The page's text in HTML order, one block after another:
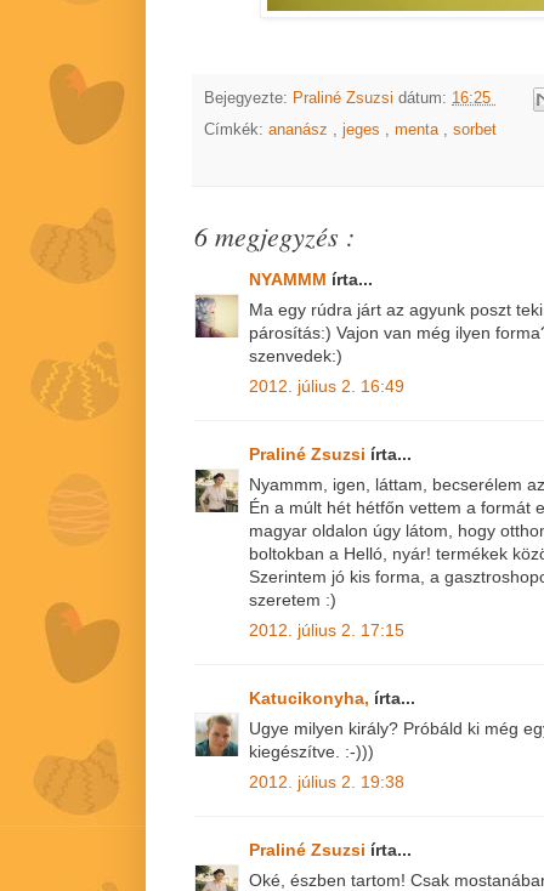
Bejegyezte: Praliné Zsuzsi dátum: 16:25
Címkék: ananász , jeges , menta , sorbet
6 megjegyzés :
NYAMMM írta...
Ma egy rúdra járt az agyunk poszt
párosítás:) Vajon van még ilyen
szenvedek:)
2012. július 2. 16:49
Praliné Zsuzsi írta...
Nyammm, igen, láttam, becserélem
Én a múlt hét hétfőn vettem a formát
magyar oldalon úgy látom, hogy
boltokban a Helló, nyár! termékek
Szerintem jó kis forma, a
szeretem :)
2012. július 2. 17:15
Katucikonyha, írta...
Ugye milyen király? Próbáld ki még
kiegészítve. :-)))
2012. július 2. 19:38
Praliné Zsuzsi írta...
Oké, észben tartom! Csak